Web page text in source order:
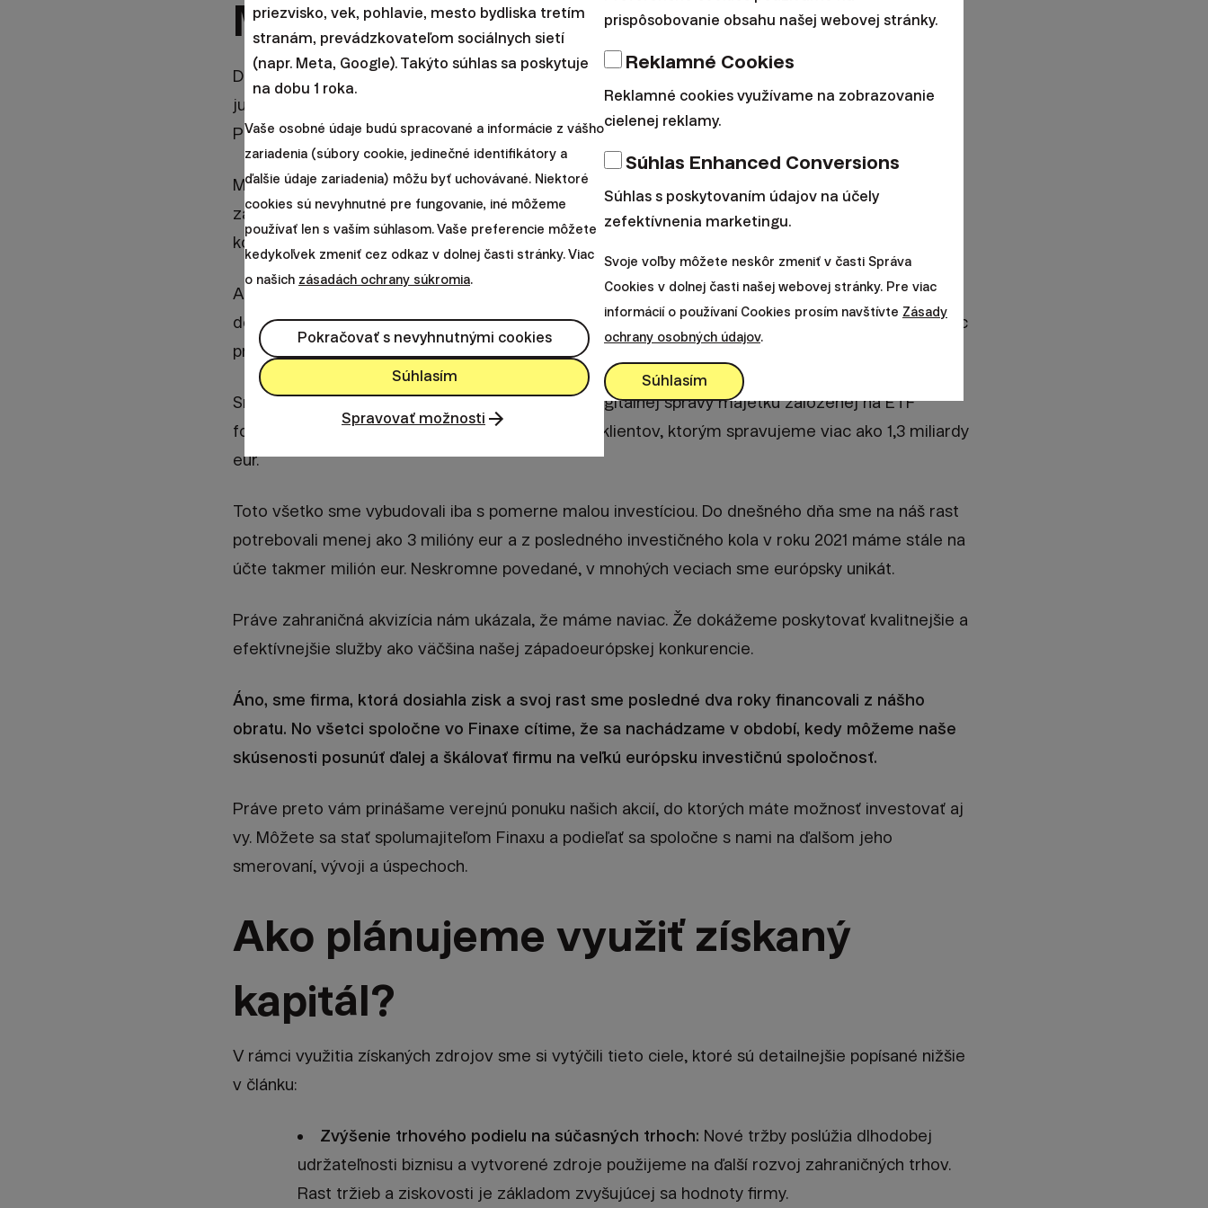
Míľovými krokmi vpred
Dnes sa píše rok 2025. Finax je lídrom v oblasti digitálnej správy majetku
juhovýchodnej Európy, kde operuje v šiestich krajinách. Najväčšie zahraničné trhy sú Nemecko a
Poľsko, odkiaľ pochádza viac ako tretina zákazníkov.
Máme za sebou prvúzahraničnú akvizíciuv Belgicku. Všetci kľúčoví dodávatelia a partneri sú zo
západnej Európy. Pätnásť percent zamestnancov je zo zahraničia a naším primárnym
komunikačným jazykom vo vnútri firmy je angličtina.
Ako prvá európska spoločnosť sme získali registráciu ponúkať najmodernejší európsky
dôchodkový produkt PEPP (Celoeurópsky osobných dôchodkový produkt). Ja osobne dnes viac
prednášam v zahraničí ako doma.
Sme jedna z mála firiem v Európe v segmente digitálnej správy majetku založenej na ETF
fondoch,
ktorá je v zisku. Máme takmer stotisíc klientov, ktorým spravujeme viac ako 1,3 miliardy
eur.
Toto všetko sme vybudovali iba s pomerne malou investíciou. Do dnešného dňa sme na náš rast
potrebovali menej ako 3 milióny eur a z posledného investičného kola v roku 2021 máme stále na
účte takmer milión eur. Neskromne povedané, v mnohých veciach sme európsky unikát.
Práve zahraničná akvizícia nám ukázala, že máme naviac. Že dokážeme poskytovať kvalitnejšie a
efektívnejšie služby ako väčšina našej západoeurópskej konkurencie.
Áno, sme firma, ktorá dosiahla zisk a svoj rast sme posledné dva roky financovali z nášho
obratu. No všetci spoločne vo Finaxe cítime, že sa nachádzame v období, kedy môžeme naše
skúsenosti posunúť ďalej a škálovať firmu na veľkú európsku investičnú spoločnosť.
Práve preto vám prinášame verejnú ponuku našich akcií, do ktorých máte možnosť investovať aj
vy. Môžete sa stať spolumajiteľom Finaxu a podieľať sa spoločne s nami na ďalšom jeho
smerovaní, vývoji a úspechoch.
Ako plánujeme využiť získaný
kapitál?
V rámci využitia získaných zdrojov sme si vytýčili tieto ciele, ktoré sú detailnejšie popísané nižšie
v článku:
Zvýšenie trhového podielu na súčasných trhoch: Nové tržby poslúžia dlhodobej
udržateľnosti biznisu a vytvorené zdroje použijeme na ďalší rozvoj zahraničných trhov.
Rast tržieb a ziskovosti je základom zvyšujúcej sa hodnoty firmy.
priezvisko, vek, pohlavie, mesto bydliska tretím
stranám, prevádzkovateľom sociálnych sietí
(napr. Meta, Google). Takýto súhlas sa poskytuje
na dobu 1 roka.
Vaše osobné údaje budú spracované a informácie z vášho
zariadenia (súbory cookie, jedinečné identifikátory a
ďalšie údaje zariadenia) môžu byť uchovávané. Niektoré
cookies sú nevyhnutné pre fungovanie, iné môžeme
používať len s vaším súhlasom. Vaše preferencie môžete
kedykoľvek zmeniť cez odkaz v dolnej časti stránky. Viac
o našich zásadách ochrany súkromia.
Pokračovať s nevyhnutnými cookies
Súhlasím
Spravovať možnosti
prispôsobovanie obsahu našej webovej stránky.
Reklamné Cookies
Reklamné cookies využívame na zobrazovanie
cielenej reklamy.
Súhlas Enhanced Conversions
Súhlas s poskytovaním údajov na účely
zefektívnenia marketingu.
Svoje voľby môžete neskôr zmeniť v časti Správa
Cookies v dolnej časti našej webovej stránky. Pre viac
informácií o používaní Cookies prosím navštívte Zásady
ochrany osobných údajov.
Súhlasím